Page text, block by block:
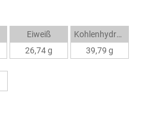
Eiweiß
26,74 g
Kohlenhydrate
39,79 g